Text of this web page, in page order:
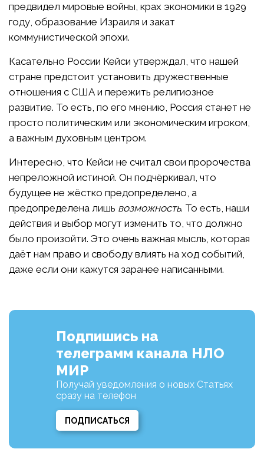
предвидел мировые войны, крах экономики в 1929
году, образование Израиля и закат
коммунистической эпохи.
Касательно России Кейси утверждал, что нашей
стране предстоит установить дружественные
отношения с США и пережить религиозное
развитие. То есть, по его мнению, Россия станет не
просто политическим или экономическим игроком,
а важным духовным центром.
Интересно, что Кейси не считал свои пророчества
непреложной истиной. Он подчёркивал, что
будущее не жёстко предопределено, а
предопределена лишь возможность. То есть, наши
действия и выбор могут изменить то, что должно
было произойти. Это очень важная мысль, которая
даёт нам право и свободу влиять на ход событий,
даже если они кажутся заранее написанными.
Подпишись на
телеграмм канала НЛО
МИР
Получай уведомления о новых Статьях
сразу на телефон
ПОДПИСАТЬСЯ